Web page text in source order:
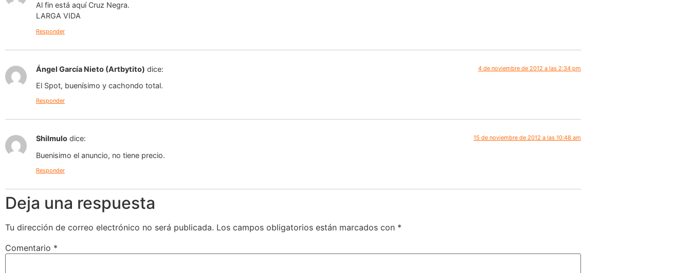
Al fin está aquí Cruz Negra.
LARGA VIDA
Responder
Ángel García Nieto (Artbytito) dice: 4 de noviembre de 2012 a las 2:34 pm
El Spot, buenísimo y cachondo total.
Responder
Shilmulo dice: 15 de noviembre de 2012 a las 10:48 am
Buenisimo el anuncio, no tiene precio.
Responder
Deja una respuesta
Tu dirección de correo electrónico no será publicada. Los campos obligatorios están marcados con *
Comentario *